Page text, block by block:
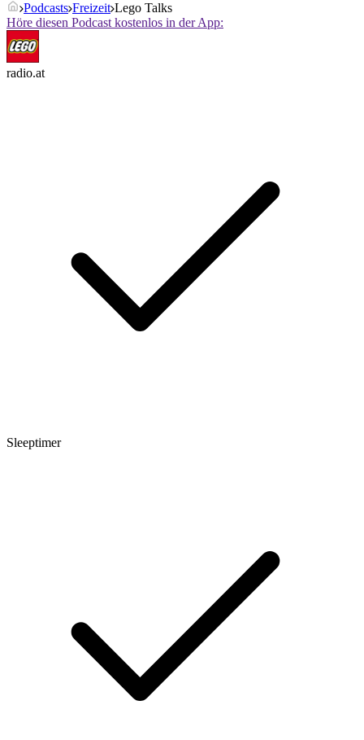
Podcasts Freizeit Lego Talks
Höre diesen Podcast kostenlos in der App:
radio.at
Sleeptimer